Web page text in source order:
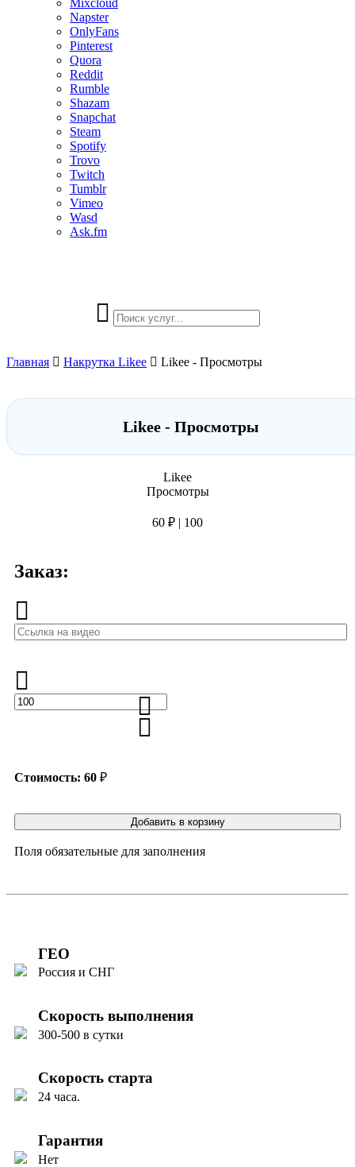
Mixcloud
Napster
OnlyFans
Pinterest
Quora
Reddit
Rumble
Shazam
Snapchat
Steam
Spotify
Trovo
Twitch
Tumblr
Vimeo
Wasd
Ask.fm
Главная Накрутка Likee Likee - Просмотры
Likee - Просмотры
Likee
Просмотры
60 ₽ | 100
Заказ:
Стоимость: 60 ₽
Добавить в корзину
Поля обязательные для заполнения
ГЕО
Россия и СНГ
Скорость выполнения
300-500 в сутки
Скорость старта
24 часа.
Гарантия
Нет